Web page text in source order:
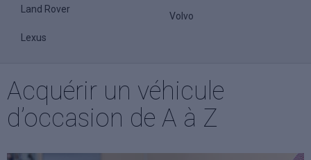
Land Rover
Lexus
Volvo
Acquérir un véhicule
d’occasion de A à Z